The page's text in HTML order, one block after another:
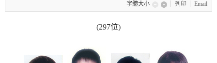
字體大小 列印 Email
(297位)